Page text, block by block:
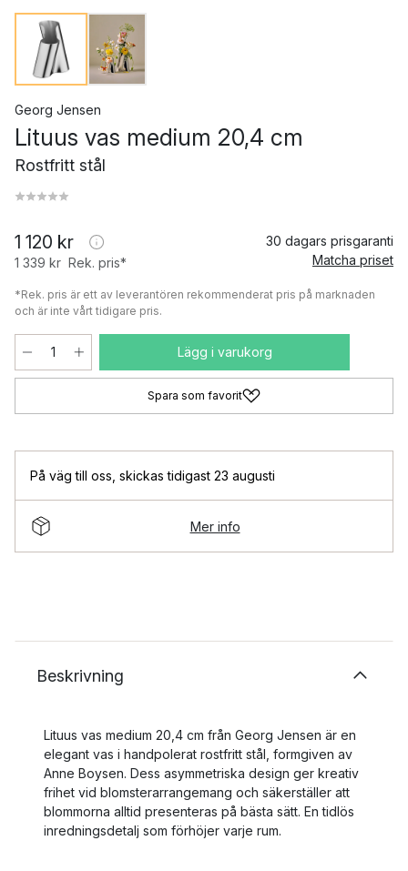
Georg Jensen
Lituus vas medium 20,4 cm
Rostfritt stål
1 120 kr
1 339 kr Rek. pris*
30 dagars prisgaranti
Matcha priset
*Rek. pris är ett av leverantören rekommenderat pris på marknaden
och är inte vårt tidigare pris.
Lägg i varukorg
Spara som favorit
På väg till oss skickas tidigast 23 augusti
Mer info
Beskrivning
Lituus vas medium 20,4 cm från Georg Jensen är en
elegant vas i handpolerat rostfritt stål, formgiven av
Anne Boysen. Dess asymmetriska design ger kreativ
frihet vid blomsterarrangemang och säkerställer att
blommorna alltid presenteras på bästa sätt. En tidlös
inredningsdetalj som förhöjer varje rum.